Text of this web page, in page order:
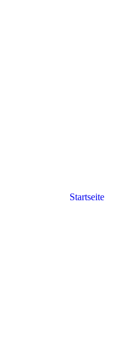
Startseite